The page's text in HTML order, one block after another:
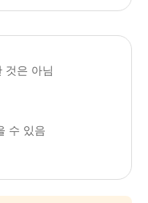
것은 아님
수 있음